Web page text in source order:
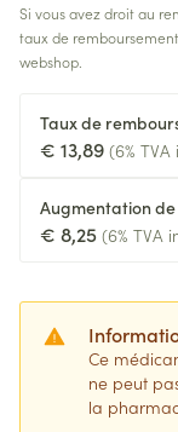
Si vous avez droit au
taux de
webshop.
Taux de
€ 13,89 (6%
Augmentation
€ 8,25 (6% TVA
Ce
ne peut
la